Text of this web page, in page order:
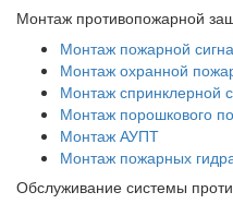
Монтаж противопожарной
Монтаж пожарной
Монтаж охранной
Монтаж спринклерной
Монтаж порошкового
Монтаж АУПТ
Монтаж пожарных
Обслуживание системы